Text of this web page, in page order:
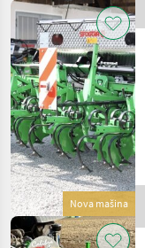
Nova mašina